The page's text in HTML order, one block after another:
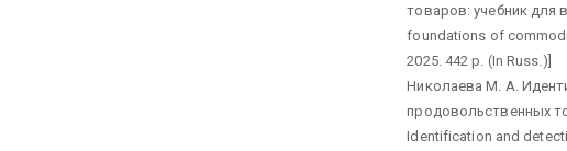
товаров: учебник для
foundations of
2025. 442 p. (In Russ.)]
Николаева М. А.
продовольственных
Identification and